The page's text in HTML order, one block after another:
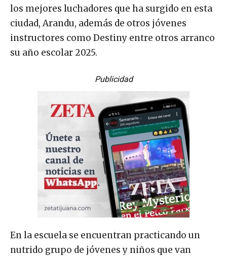
los mejores luchadores que ha surgido en esta
ciudad, Arandu, además de otros jóvenes
instructores como Destiny entre otros arranco
su año escolar 2025.
Publicidad
En la escuela se encuentran practicando un
nutrido grupo de jóvenes y niños que van